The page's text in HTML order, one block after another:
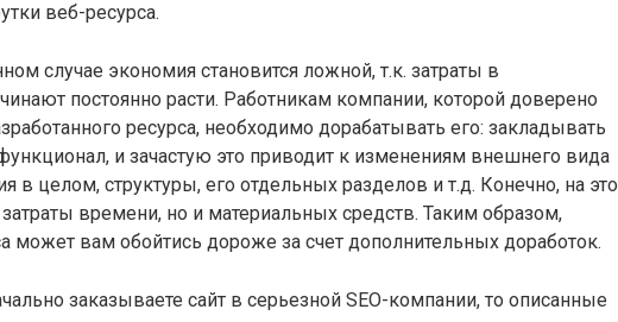
веб-ресурса.
случае экономия становится ложной, т.к. затраты в
постоянно расти. Работникам компании, которой доверено
ресурса, необходимо дорабатывать его: закладывать
и зачастую это приводит к изменениям внешнего вида
в целом, структуры, его отдельных разделов и т.д. Конечно, на это
времени, но и материальных средств. Таким образом,
может вам обойтись дороже за счет дополнительных доработок.
заказываете сайт в серьезной SEO-компании, то описанные